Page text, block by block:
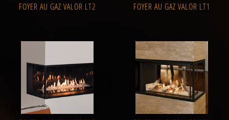
FOYER AU GAZ VALOR LT2 FOYER AU GAZ VALOR LT1